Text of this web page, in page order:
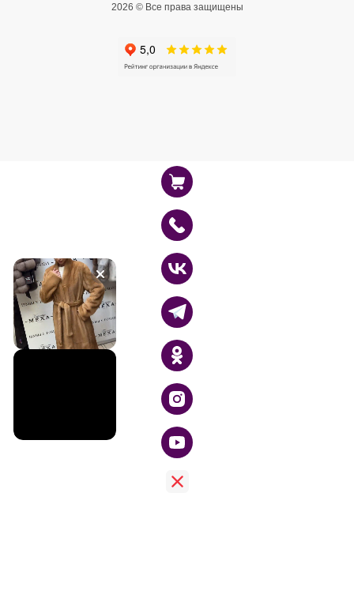
2026 © Все права защищены